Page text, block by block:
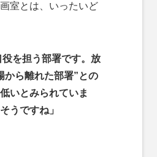
室とは、いったいど
を担う部署です。放
から離れた部署”との
いとみられていま
うですね」